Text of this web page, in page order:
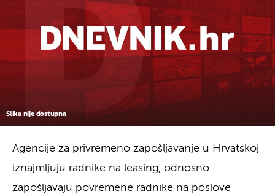
Slika nije dostupna
Agencije za privremeno zapošljavanje u Hrvatskoj
iznajmljuju radnike na leasing, odnosno
zapošljavaju povremene radnike na poslove